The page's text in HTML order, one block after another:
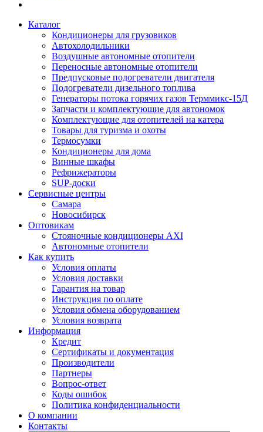
Каталог
Кондиционеры для грузовиков
Автохолодильники
Воздушные автономные отопители
Переносные автономные отопители
Предпусковые подогреватели двигателя
Подогреватели дизельного топлива
Генераторы потока горячих газов Терммикс-15Д
Запчасти и комплектующие для автономок
Комплектующие для отопителей на катера
Товары для туризма и охоты
Термосумки
Кондиционеры для дома
Винные шкафы
Рефрижераторы
SUP-доски
Сервисные центры
Самара
Новосибирск
Оптовикам
Стояночные кондиционеры AXI
Автономные отопители
Как купить
Условия оплаты
Условия доставки
Гарантия на товар
Инструкция по оплате
Условия обмена оборудованием
Условия возврата
Информация
Кредит
Сертификаты и документация
Производители
Партнеры
Вопрос-ответ
Коды ошибок
Политика конфиденциальности
О компании
Контакты